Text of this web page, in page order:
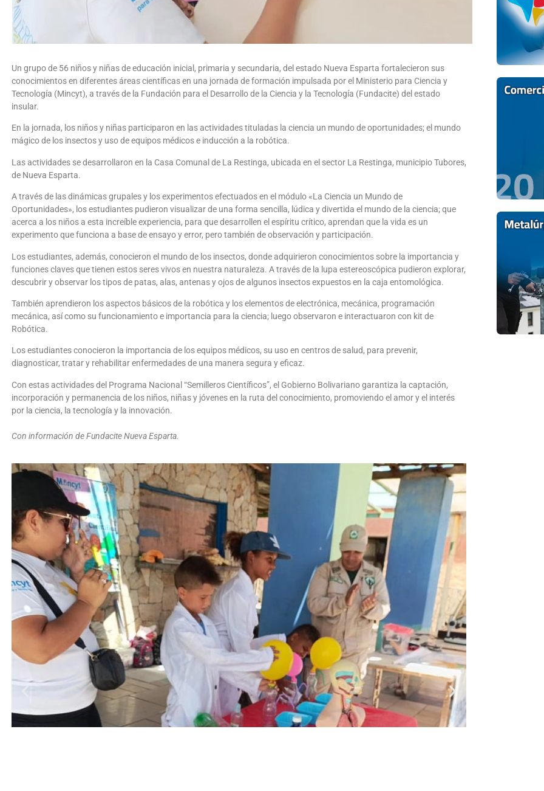
Un grupo de 56 niños y niñas de educación inicial, primaria y secundaria, del estado Nueva Esparta fortalecieron sus
conocimientos en diferentes áreas científicas en una jornada de formación impulsada por el Ministerio para Ciencia y
Tecnología (Mincyt), a través de la Fundación para el Desarrollo de la Ciencia y la Tecnología (Fundacite) del estado
insular.
En la jornada, los niños y niñas participaron en las actividades tituladas la ciencia un mundo de oportunidades; el mundo
mágico de los insectos y uso de equipos médicos e inducción a la robótica.
Las actividades se desarrollaron en la Casa Comunal de La Restinga, ubicada en el sector La Restinga, municipio Tubores,
de Nueva Esparta.
A través de las dinámicas grupales y los experimentos efectuados en el módulo «La Ciencia un Mundo de
Oportunidades», los estudiantes pudieron visualizar de una forma sencilla, lúdica y divertida el mundo de la ciencia; que
acerca a los niños a esta increíble experiencia, para que desarrollen el espíritu crítico, aprendan que la vida es un
experimento que funciona a base de ensayo y error, pero también de observación y participación.
Los estudiantes, además, conocieron el mundo de los insectos, donde adquirieron conocimientos sobre la importancia y
funciones claves que tienen estos seres vivos en nuestra naturaleza. A través de la lupa estereoscópica pudieron explorar,
descubrir y observar los tipos de patas, alas, antenas y ojos de algunos insectos expuestos en la caja entomológica.
También aprendieron los aspectos básicos de la robótica y los elementos de electrónica, mecánica, programación
mecánica, así como su funcionamiento e importancia para la ciencia; luego observaron e interactuaron con kit de
Robótica.
Los estudiantes conocieron la importancia de los equipos médicos, su uso en centros de salud, para prevenir,
diagnosticar, tratar y rehabilitar enfermedades de una manera segura y eficaz.
Con estas actividades del Programa Nacional “Semilleros Científicos”, el Gobierno Bolivariano garantiza la captación,
incorporación y permanencia de los niños, niñas y jóvenes en la ruta del conocimiento, promoviendo el amor y el interés
por la ciencia, la tecnología y la innovación.
Con información de Fundacite Nueva Esparta.